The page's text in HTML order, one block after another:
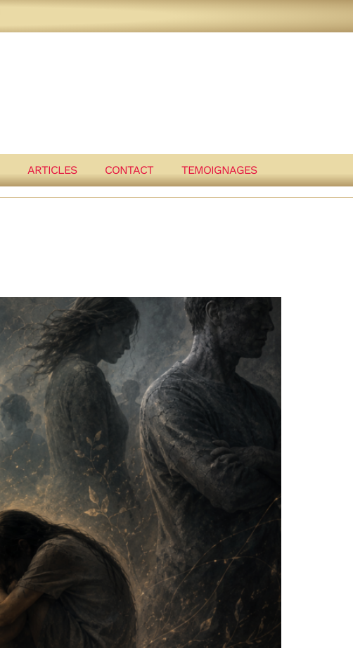
ARTICLES CONTACT TEMOIGNAGES